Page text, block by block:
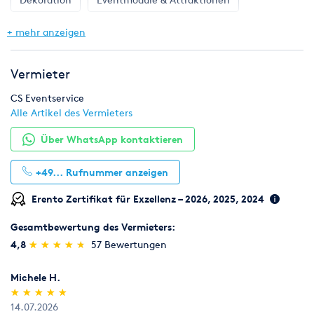
Gastronomie & Bar
Möbel Pflanzen
Ton & Beschallung Zelte & Zeltsysteme
+ mehr anzeigen
Vermieter
CS Eventservice
Alle Artikel des Vermieters
Über WhatsApp kontaktieren
+49... Rufnummer anzeigen
Erento Zertifikat für Exzellenz – 2026, 2025, 2024
Gesamtbewertung des Vermieters:
4,8 (*)
★
★
(*) ★
★
(*) ★
★
(*) ★
★
(*) ★
★ 57 Bewertungen
Michele H.
(*)
★
★
(*) ★
★
(*) ★
★
(*) ★
★
(*) ★
★
14.07.2026